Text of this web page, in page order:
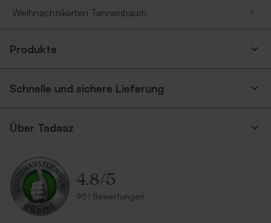
Weihnachtskarten Tannenbaum
Produkte
Schnelle und sichere Lieferung
Über Tadaaz
4.8/5
951 Bewertungen